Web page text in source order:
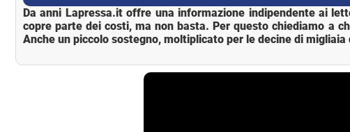
Da anni Lapressa.it offre una informazione indipendente ai
copre parte dei costi, ma non basta. Per questo chiediamo a
Anche un piccolo sostegno, moltiplicato per le decine di